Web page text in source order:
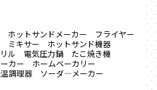
ホットサンドメーカー
フライヤー
ミキサー
ホットサンド機器
ル 電気圧力鍋
たこ焼き機
カー
ホームベーカリー
調理器
ソーダ―メーカー